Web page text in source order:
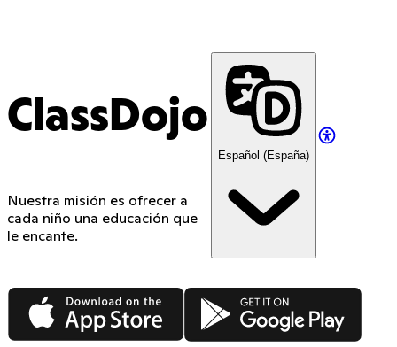
ClassDojo
Nuestra misión es ofrecer a
cada niño una educación que
le encante.
Español (España)
App Store Google Play